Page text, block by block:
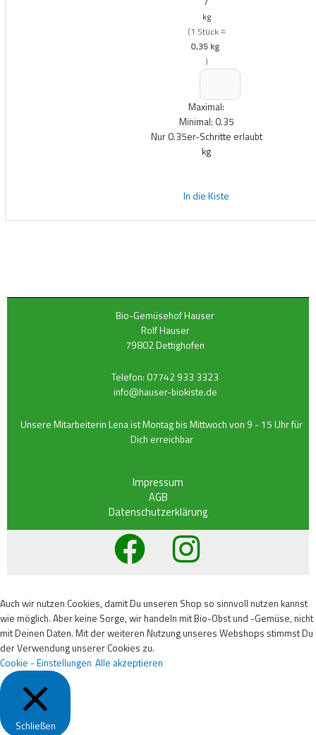
kg
(1 Stück ≈
0,35 kg
)
Maximal:
Minimal: 0.35
Nur 0.35er-Schritte erlaubt
kg
In die Kiste
Bio-Gemüsehof Hauser
Rolf Hauser
79802 Dettighofen
Telefon: 07742 933 3323
info@hauser-biokiste.de
Unsere Mitarbeiterin Lena ist Montag bis Mittwoch von 9 - 15 Uhr für
Dich erreichbar
Impressum
AGB
Datenschutzerklärung
Auch wir nutzen Cookies, damit Du unseren Shop so sinnvoll nutzen kannst
wie möglich. Aber keine Sorge, wir handeln mit Bio-Obst und -Gemüse, nicht
mit Deinen Daten. Mit der weiteren Nutzung unseres Webshops stimmst Du
der Verwendung unserer Cookies zu.
Cookie - Einstellungen Alle akzeptieren
Schließen